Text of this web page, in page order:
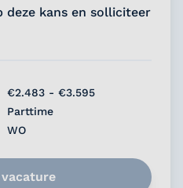
deze kans en solliciteer
€2.483 - €3.595
Parttime
WO